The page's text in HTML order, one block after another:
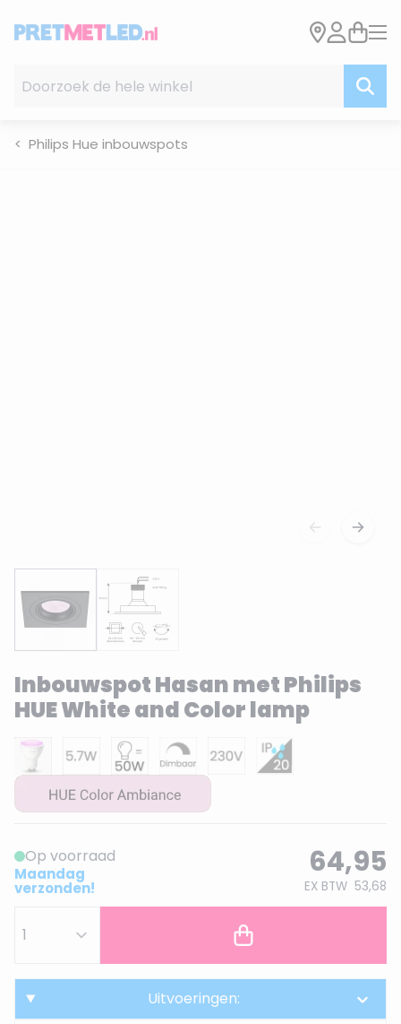
Philips Hue inbouwspots
Inbouwspot Hasan met Philips
HUE White and Color lamp
Op voorraad
Maandag
verzonden!
64,95
EX BTW 53,68
Uitvoeringen: